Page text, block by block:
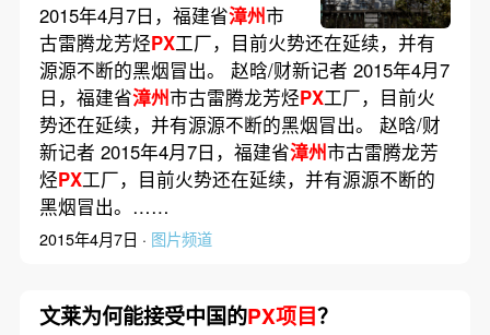
2015年4月7日，福建省漳州市
古雷腾龙芳烃PX工厂，目前火势还在延续，并有
源源不断的黑烟冒出。 赵晗/财新记者 2015年4月7
日，福建省漳州市古雷腾龙芳烃PX工厂，目前火
势还在延续，并有源源不断的黑烟冒出。 赵晗/财
新记者 2015年4月7日，福建省漳州市古雷腾龙芳
烃PX工厂，目前火势还在延续，并有源源不断的
黑烟冒出。……
2015年4月7日 · 图片频道
文莱为何能接受中国的PX项目？